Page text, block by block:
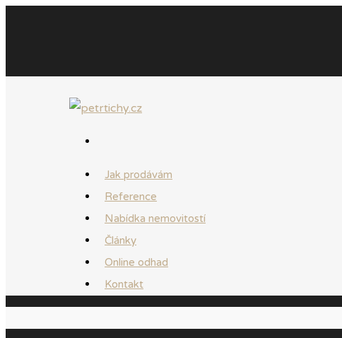
Jak prodávám
Reference
Nabídka nemovitostí
Články
Online odhad
Kontakt